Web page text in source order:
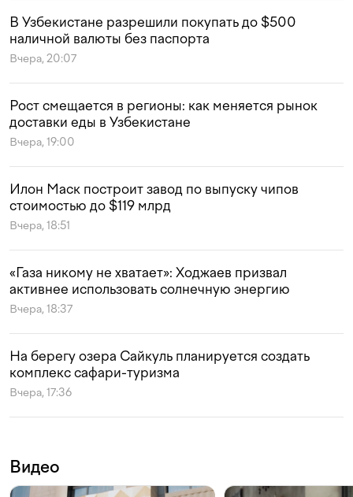
В Узбекистане разрешили покупать до $500
наличной валюты без паспорта
Вчера, 20:07
Рост смещается в регионы: как меняется рынок
доставки еды в Узбекистане
Вчера, 19:00
Илон Маск построит завод по выпуску чипов
стоимостью до $119 млрд
Вчера, 18:51
«Газа никому не хватает»: Ходжаев призвал
активнее использовать солнечную энергию
Вчера, 18:37
На берегу озера Сайкуль планируется создать
комплекс сафари-туризма
Вчера, 17:36
Видео